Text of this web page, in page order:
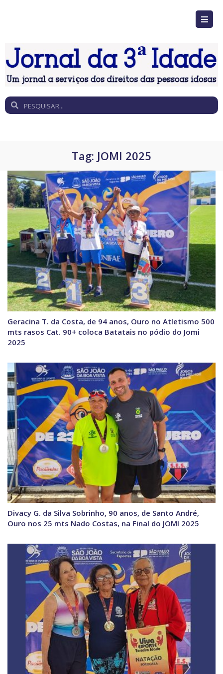
Tag: JOMI 2025
Geracina T. da Costa, de 94 anos, Ouro no Atletismo 500
mts rasos Cat. 90+ coloca Batatais no pódio do Jomi
2025
Divacy G. da Silva Sobrinho, 90 anos, de Santo André,
Ouro nos 25 mts Nado Costas, na Final do JOMI 2025